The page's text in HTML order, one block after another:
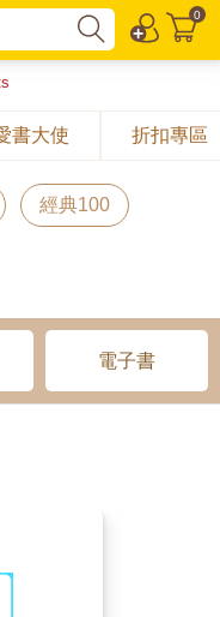
0
書大使 折扣專區
經典100
電子書